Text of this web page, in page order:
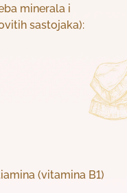
minerala i
sastojaka):
(vitamina B1)